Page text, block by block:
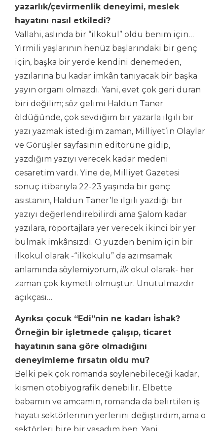
yazarlık/çevirmenlik deneyimi, meslek
hayatını nasıl etkiledi?
Vallahi, aslında bir “ilkokul” oldu benim için…
Yirmili yaşlarının henüz başlarındaki bir genç
için, başka bir yerde kendini denemeden,
yazılarına bu kadar imkân tanıyacak bir başka
yayın organı olmazdı. Yani, evet çok geri duran
biri değilim; söz gelimi Haldun Taner
öldüğünde, çok sevdiğim bir yazarla ilgili bir
yazı yazmak istediğim zaman, Milliyet’in Olaylar
ve Görüşler sayfasının editörüne gidip,
yazdığım yazıyı verecek kadar medeni
cesaretim vardı. Yine de, Milliyet Gazetesi
sonuç itibarıyla 22-23 yaşında bir genç
asistanın, Haldun Taner’le ilgili yazdığı bir
yazıyı değerlendirebilirdi ama Şalom kadar
yazılara, röportajlara yer verecek ikinci bir yer
bulmak imkânsızdı. O yüzden benim için bir
ilkokul olarak -“ilkokulu” da azımsamak
anlamında söylemiyorum, ilk okul olarak- her
zaman çok kıymetli olmuştur. Unutulmazdır
açıkçası…
Ayrıksı çocuk “Edi”nin ne kadarı İshak?
Örneğin bir işletmede çalışıp, ticaret
hayatının sana göre olmadığını
deneyimleme fırsatın oldu mu?
Belki pek çok romanda söylenebileceği kadar,
kısmen otobiyografik denebilir. Elbette
babamın ve amcamın, romanda da belirtilen iş
hayatı sektörlerinin yerlerini değiştirdim, ama o
sektörleri bire bir yaşadım ben. Yani